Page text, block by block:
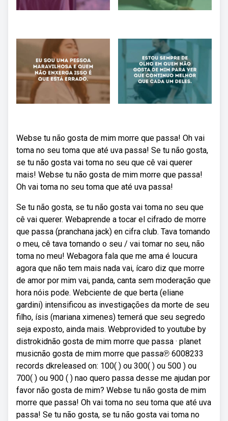
Webse tu não gosta de mim morre que passa! Oh vai
toma no seu toma que até uva passa! Se tu não gosta,
se tu não gosta vai toma no seu que cê vai querer
mais! Webse tu não gosta de mim morre que passa!
Oh vai toma no seu toma que até uva passa!
Se tu não gosta, se tu não gosta vai toma no seu que
cê vai querer. Webaprende a tocar el cifrado de morre
que passa (pranchana jack) en cifra club. Tava tomando
o meu, cê tava tomando o seu / vai tomar no seu, não
toma no meu! Webagora fala que me ama é loucura
agora que não tem mais nada vai, ícaro diz que morre
de amor por mim vai, panda, canta sem moderação que
hora nóis pode. Webciente de que berta (eliane
gardini) intensificou as investigações da morte de seu
filho, ísis (mariana ximenes) temerá que seu segredo
seja exposto, ainda mais. Webprovided to youtube by
distrokidnão gosta de mim morre que passa · planet
musicnão gosta de mim morre que passa℗ 6008233
records dkreleased on: 100( ) ou 300( ) ou 500 ) ou
700( ) ou 900 ( ) nao quero passa desse me ajudan por
favor não gosta de mim? Webse tu não gosta de mim
morre que passa! Oh vai toma no seu toma que até uva
passa! Se tu não gosta, se tu não gosta vai toma no